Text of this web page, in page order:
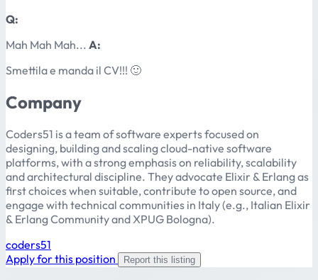
Q:
Mah Mah Mah... A:
Smettila e manda il CV!!! 🙂
Company
Coders51 is a team of software experts focused on
designing, building and scaling cloud-native software
platforms, with a strong emphasis on reliability, scalability
and architectural discipline. They advocate Elixir & Erlang as
first choices when suitable, contribute to open source, and
engage with technical communities in Italy (e.g., Italian Elixir
& Erlang Community and XPUG Bologna).
coders51
Apply for this position
Report this listing